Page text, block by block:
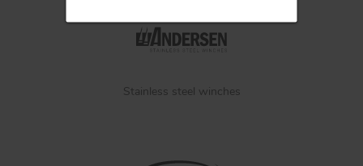
Stainless steel winches